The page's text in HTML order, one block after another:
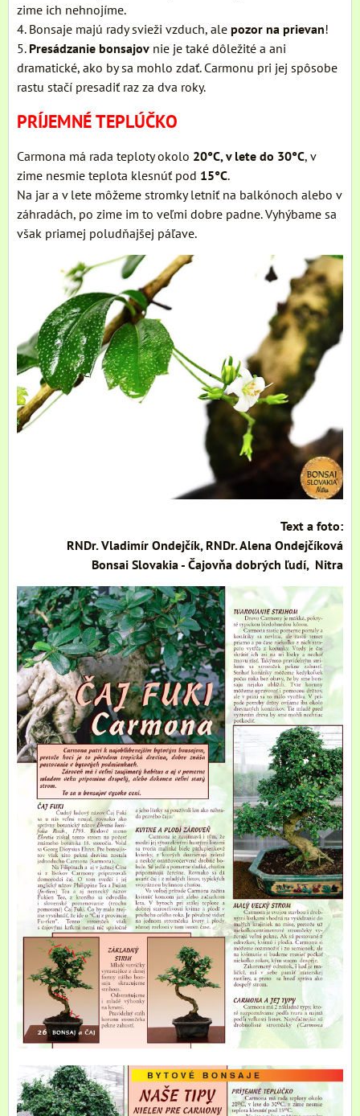
zime ich nehnojíme.
4. Bonsaje majú rady svieži vzduch, ale pozor na prievan!
5. Presádzanie bonsajov nie je také dôležité a ani
dramatické, ako by sa mohlo zdať. Carmonu pri jej spôsobe
rastu stačí presadiť raz za dva roky.
PRÍJEMNÉ TEPLÚČKO
Carmona má rada teploty okolo 20°C, v lete do 30°C, v
zime nesmie teplota klesnúť pod 15°C.
Na jar a v lete môžeme stromky letniť na balkónoch alebo v
záhradách, po zime im to veľmi dobre padne. Vyhýbame sa
však priamej poludňajšej páľave.
Text a foto:
RNDr. Vladimír Ondejčík, RNDr. Alena Ondejčíková
Bonsai Slovakia - Čajovňa dobrých ľudí, Nitra